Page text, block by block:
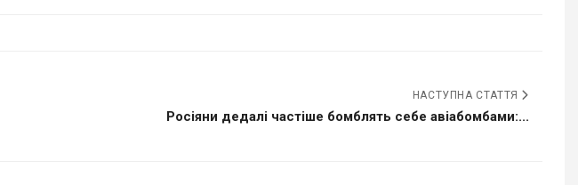
НАСТУПНА СТАТТЯ
Росіяни дедалі частіше бомблять себе авіабомбами:...